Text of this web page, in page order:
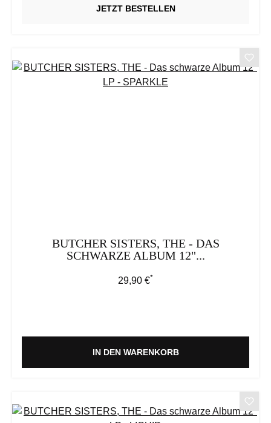
JETZT BESTELLEN
BUTCHER SISTERS, THE - DAS
SCHWARZE ALBUM 12"...
Regulärer Preis:
29,90 €*
IN DEN WARENKORB